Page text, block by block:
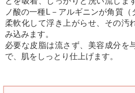
ノ酸の一種L－アルギニンが角質（
柔軟化して浮き上がらせ、その汚
み込みます。
必要な皮脂は流さず、美容成分を
で、肌をしっとり仕上げます。